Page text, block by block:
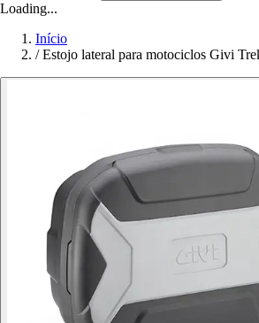
Loading...
Início
/ Estojo lateral para motociclos Givi